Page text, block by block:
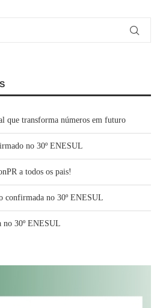
que transforma números em futuro
no 30º ENESUL
a todos os pais!
confirmada no 30º ENESUL
no 30º ENESUL